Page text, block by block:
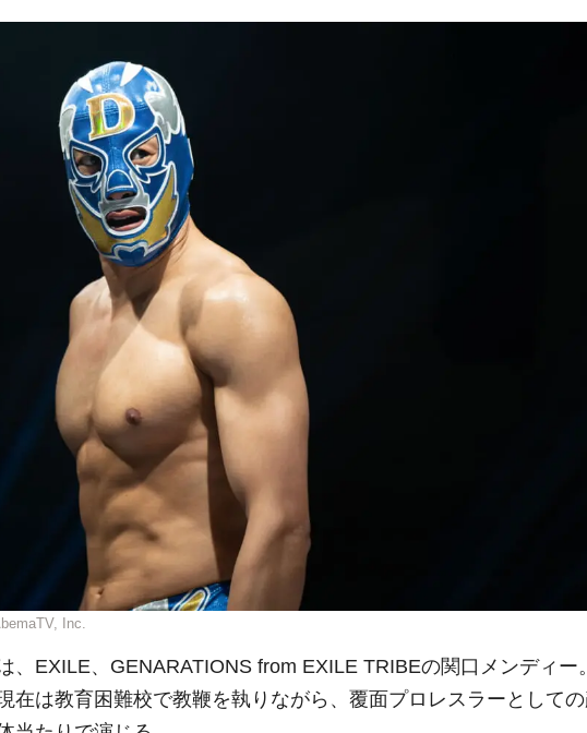
Inc.
、EXILE、GENARATIONS from EXILE TRIBEの関口メンディー
在は教育困難校で教鞭を執りながら、覆面プロレスラーとして